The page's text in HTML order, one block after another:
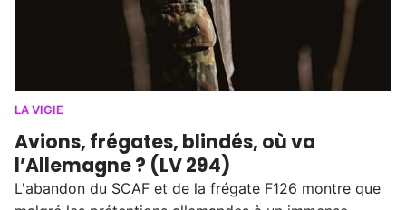
LA VIGIE
Avions, frégates, blindés, où va
l’Allemagne ? (LV 294)
L'abandon du SCAF et de la frégate F126 montre que